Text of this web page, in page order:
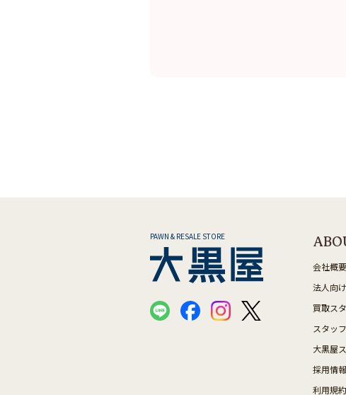
PAWN & RESALE STORE
会社概要
法人向
買取ス
スタッ
大黒屋
採用情報
利用規